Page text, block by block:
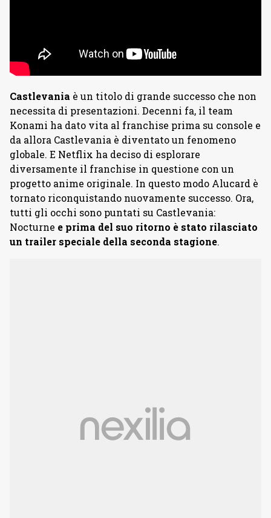
Castlevania è un titolo di grande successo che non
necessita di presentazioni. Decenni fa, il team
Konami ha dato vita al franchise prima su console e
da allora Castlevania è diventato un fenomeno
globale. E Netflix ha deciso di esplorare
diversamente il franchise in questione con un
progetto anime originale. In questo modo Alucard è
tornato riconquistando nuovamente successo. Ora,
tutti gli occhi sono puntati su Castlevania:
Nocturne e prima del suo ritorno è stato rilasciato
un trailer speciale della seconda stagione.